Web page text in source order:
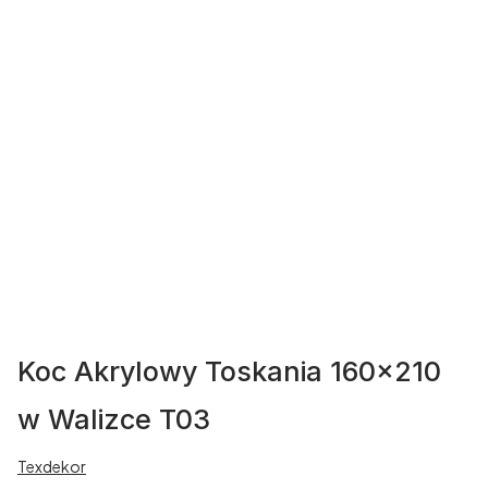
Koc Akrylowy Toskania 160x210
w Walizce T03
Texdekor